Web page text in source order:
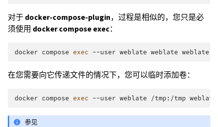
对于docker-compose-plugin，过程是相似的，您只是必
须使用 docker compose exec：
docker compose exec --user weblate weblate weblate
在您需要向它传递文件的情况下，您可以临时添加卷：
docker compose exec --user weblate /tmp:/tmp weblate
参见